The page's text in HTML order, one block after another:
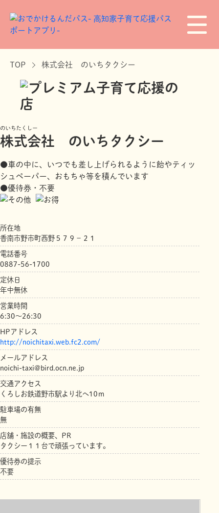
TOP 株式会社 のいちタクシー
のいちたくしー
株式会社 のいちタクシー
●車の中に、いつでも差し上げられるように飴やティッ
シュペーパー、おもちゃ等を積んでいます
●優待券・不要
所在地
香南市野市町西野５７９－２１
電話番号
0887-56-1700
定休日
年中無休
営業時間
6:30～26:30
HPアドレス
http://noichitaxi.web.fc2.com/
メールアドレス
noichi-taxi@bird.ocn.ne.jp
交通アクセス
くろしお鉄道野市駅より北へ10ｍ
駐車場の有無
無
店舗・施設の概要、PR
タクシー１１台で頑張っています。
優待券の提示
不要